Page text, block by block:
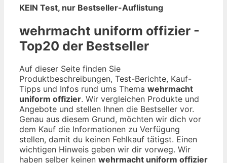
KEIN Test, nur Bestseller-Auflistung
wehrmacht uniform offizier -
Top20 der Bestseller
Auf dieser Seite finden Sie
Produktbeschreibungen, Test-Berichte, Kauf-
Tipps und Infos rund ums Thema wehrmacht
uniform offizier. Wir vergleichen Produkte und
Angebote und stellen Ihnen die Bestseller vor.
Genau aus diesem Grund, möchten wir dich vor
dem Kauf die Informationen zu Verfügung
stellen, damit du keinen Fehlkauf tätigst. Einen
wichtigen Hinweis geben wir dir vorweg. Wir
haben selber keinen wehrmacht uniform offizier